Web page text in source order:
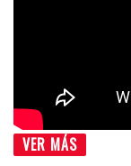
VER MÁS